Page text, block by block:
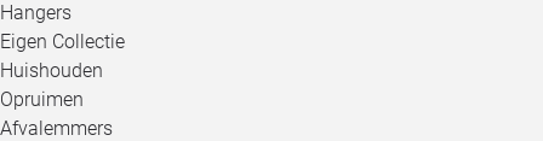
Hangers
Eigen Collectie
Huishouden
Opruimen
Afvalemmers